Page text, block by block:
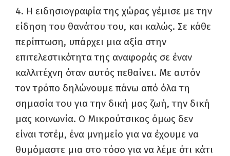
4. Η ειδησιογραφία της χώρας γέμισε με την
είδηση του θανάτου του, και καλώς. Σε κάθε
περίπτωση, υπάρχει μια αξία στην
επιτελεστικότητα της αναφοράς σε έναν
καλλιτέχνη όταν αυτός πεθαίνει. Με αυτόν
τον τρόπο δηλώνουμε πάνω από όλα τη
σημασία του για την δική μας ζωή, την δική
μας κοινωνία. Ο Μικρούτσικος όμως δεν
είναι τοτέμ, ένα μνημείο για να έχουμε να
θυμόμαστε μια στο τόσο για να λέμε ότι κάτι